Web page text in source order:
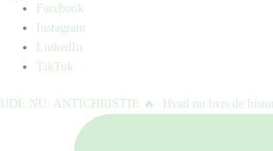
Facebook
Instagram
LinkedIn
TikTok
UDE NU: ANTICHRISTIE 🔥⁠ ⁠ Hvad nu hvis de